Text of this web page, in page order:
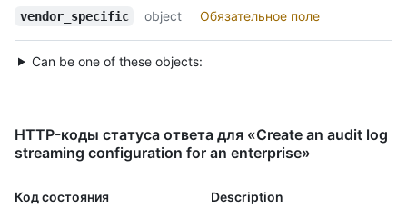
vendor_specific object Обязательное поле
Can be one of these objects:
HTTP-коды статуса ответа для «Create an audit log
streaming configuration for an enterprise»
Код состояния Description